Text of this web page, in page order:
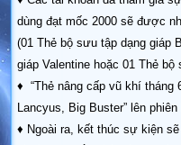
dùng đạt mốc 2000 sẽ được
(01 Thẻ bộ sưu tập dạng giáp
giáp Valentine hoặc 01 Thẻ bộ
♦ “Thẻ nâng cấp vũ khí tháng
Lancyus, Big Buster” lên
♦ Ngoài ra, kết thúc sự kiện